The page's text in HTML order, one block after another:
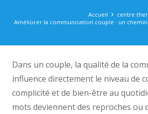
Accueil
centre
Améliorer la communication couple : un
Dans un couple, la qualité de la
influence directement le niveau de
complicité et de bien-être au
mots deviennent des reproches ou